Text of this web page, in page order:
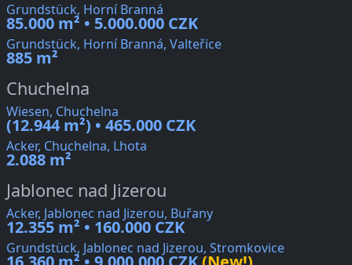
Grundstück, Horní Branná
85.000 m² • 5.000.000 CZK
Grundstück, Horní Branná, Valteřice
885 m²
Chuchelna
Wiesen, Chuchelna
(12.944 m²) • 465.000 CZK
Acker, Chuchelna, Lhota
2.088 m²
Jablonec nad Jizerou
Acker, Jablonec nad Jizerou, Buřany
12.355 m² • 160.000 CZK
Grundstück, Jablonec nad Jizerou, Stromkovice